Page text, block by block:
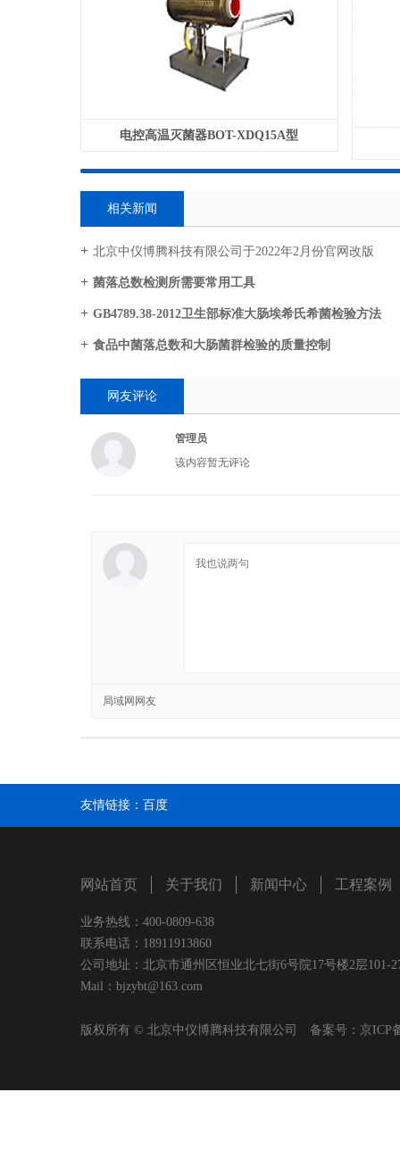
电控高温灭菌器BOT-XDQ15A型
相关新闻
北京中仪博腾科技有限公司于2022年2月份官网改版
菌落总数检测所需要常用工具
GB4789.38-2012卫生部标准大肠埃希氏希菌检验方法
食品中菌落总数和大肠菌群检验的质量控制
网友评论
管理员
该内容暂无评论
局域网网友
友情链接： 百度
网站首页 关于我们 新闻中心 工程案例
业务热线：400-0809-638
联系电话：18911913860
公司地址：北京市通州区恒业北七街6号院17号楼2层
Mail：bjzybt@163.com
版权所有 © 北京中仪博腾科技有限公司 备案号： 京ICP